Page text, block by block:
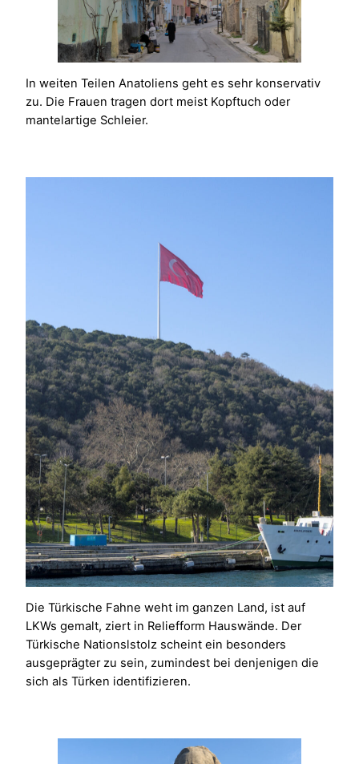
In weiten Teilen Anatoliens geht es sehr konservativ
zu. Die Frauen tragen dort meist Kopftuch oder
mantelartige Schleier.
Die Türkische Fahne weht im ganzen Land, ist auf
LKWs gemalt, ziert in Reliefform Hauswände. Der
Türkische Nationslstolz scheint ein besonders
ausgeprägter zu sein, zumindest bei denjenigen die
sich als Türken identifizieren.